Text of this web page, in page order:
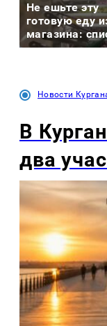
Не ешьте эту
готовую еду
магазина:
Новости
В
два